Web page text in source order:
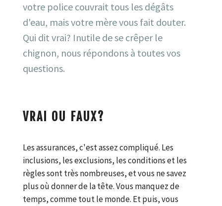
votre police couvrait tous les dégâts
d'eau, mais votre mère vous fait douter.
Qui dit vrai? Inutile de se crêper le
chignon, nous répondons à toutes vos
questions.
VRAI OU FAUX?
Les assurances, c'est assez compliqué. Les
inclusions, les exclusions, les conditions et les
règles sont très nombreuses, et vous ne savez
plus où donner de la tête. Vous manquez de
temps, comme tout le monde. Et puis, vous